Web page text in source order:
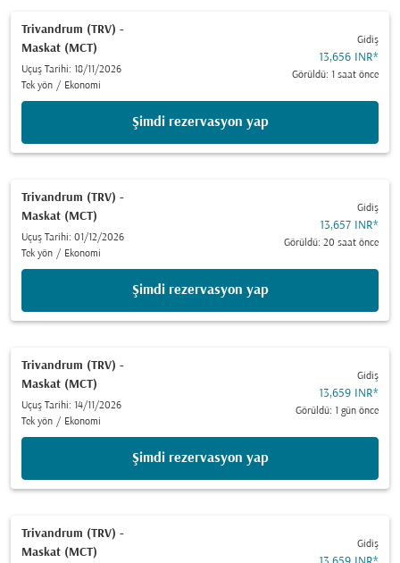
Trivandrum (TRV) -
Maskat (MCT)
Uçuş Tarihi: 18/11/2026
Tek yön / Ekonomi
Gidiş
13,656 INR*
Görüldü: 1 saat önce
Şimdi rezervasyon yap
Trivandrum (TRV) -
Maskat (MCT)
Uçuş Tarihi: 01/12/2026
Tek yön / Ekonomi
Gidiş
13,657 INR*
Görüldü: 20 saat önce
Şimdi rezervasyon yap
Trivandrum (TRV) -
Maskat (MCT)
Uçuş Tarihi: 14/11/2026
Tek yön / Ekonomi
Gidiş
13,659 INR*
Görüldü: 1 gün önce
Şimdi rezervasyon yap
Trivandrum (TRV) -
Maskat (MCT)
Gidiş